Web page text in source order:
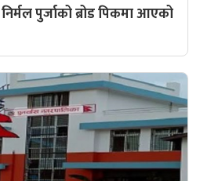
निर्मल पुर्जाको ब्रोड पिकमा आएको